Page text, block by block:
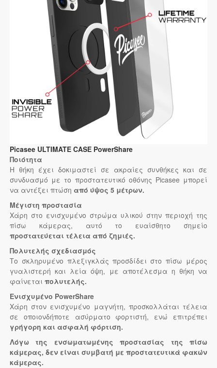
Picasee ULTIMATE CASE PowerShare
Ποιότητα
Η θήκη έχει δοκιμαστεί σε ακραίες συνθήκες και σε
συνδυασμό με το προστατευτικό οθόνης Picasee μπορεί
να αντέξει πτώση από ύψος 5 μέτρων.
Μέγιστη προστασία
Χάρη στο ενισχυμένο στρώμα υλικού στην περιοχή της
πίσω κάμερας, αυτό το ευαίσθητο σημείο
προστατεύεται τέλεια από ζημιές.
Πολυτελής σχεδιασμός
Το σκληρυμένο πλεξιγκλάς προσδίδει στο πίσω μέρος
γυαλιστερή και λεία όψη, με αποτέλεσμα η θήκη να
φαίνεται πολυτελής.
Ενισχυμένο PowerShare
Χάρη στον ενισχυμένο μαγνήτη, προσκολλάται τέλεια
σε οποιονδήποτε ασύρματο φορτιστή, ενώ επιτρέπει
γρήγορη και ασφαλή φόρτιση.
Λόγω της ενσωματωμένης προστασίας της πίσω
κάμερας, δεν είναι συμβατή με προστατευτικά φακών
κάμερας.